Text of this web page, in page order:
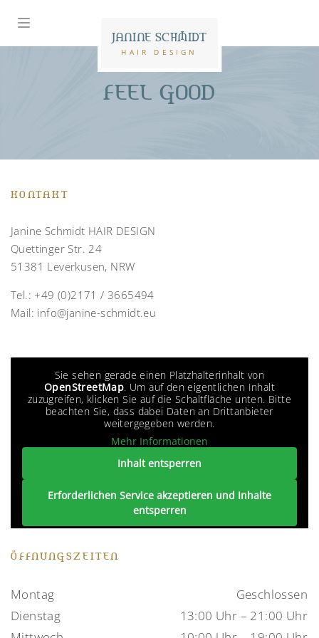
JANINE SCHMIDT
HAIR DESIGN
FEEL GOOD
KONTAKT
Janine Schmidt HAIR DESIGN
Quettinger Str. 24
51381 Leverkusen, NRW
Tel.:+49 (0)2171 / 3665494
Mail: info@janine-schmidt.eu
Sie sehen gerade einen Platzhalterinhalt von
OpenStreetMap. Um auf den eigentlichen Inhalt
zuzugreifen, klicken Sie auf die Schaltfläche unten. Bitte
beachten Sie, dass dabei Daten an Drittanbieter
weitergegeben werden.
Mehr Informationen
Inhalt entsperren
Erforderlichen Service akzeptieren und Inhalte
entsperren
ÖFFNUNGSZEITEN
Montag
Geschlossen
Dienstag
13:00 Uhr – 21:00 Uhr